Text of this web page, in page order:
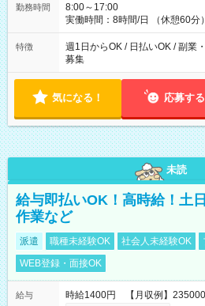
勤務時間
8:00～17:00
実働時間：8時間/日 （休憩60分） 残
募集は行っておりません。予め
特徴
週1日からOK / 日払いOK / 副業
募集
気になる！ 応募する
未読
給与即払いOK！高時給！土
作業など
派遣 職種未経験OK 社会人未経験OK
WEB登録・面接OK
給与
時給1400円 【月収例】